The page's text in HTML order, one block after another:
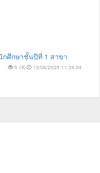
กศึกษาชั้นปีที่ 1 สาขา
5.1K 13/06/2025 11:34:04